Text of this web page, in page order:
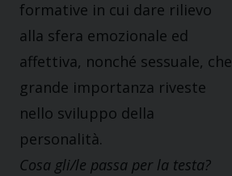
formative in cui dare rilievo
alla sfera emozionale ed
affettiva, nonché sessuale, che
grande importanza riveste
nello sviluppo della
personalità.
Cosa gli/le passa per la testa?